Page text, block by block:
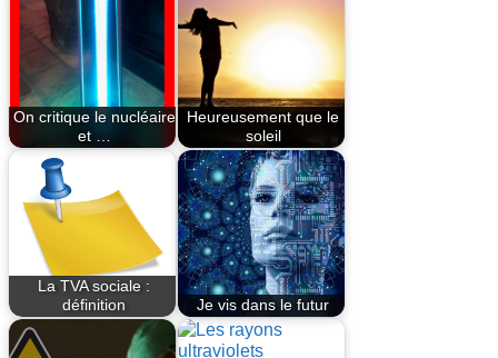
On critique le nucléaire
et …
Heureusement que le
soleil
La TVA sociale :
définition
Je vis dans le futur